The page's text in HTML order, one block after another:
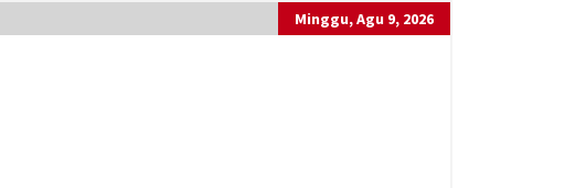
Minggu, Agu 9, 2026